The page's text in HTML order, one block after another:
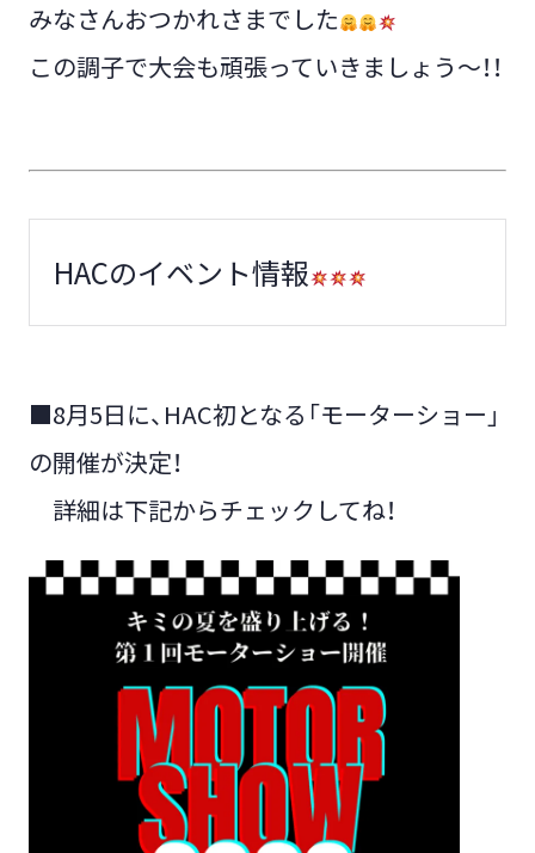
みなさんおつかれさまでした
この調子で大会も頑張っていきましょう～！！
HACのイベント情報
■8月5日に、HAC初となる「モーターショー」
の開催が決定！
詳細は下記からチェックしてね！